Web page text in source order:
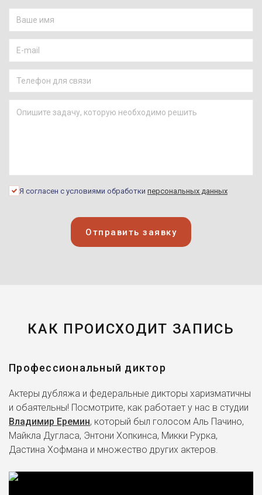
Я согласен с условиями обработки персональных данных
Отправить заявку
КАК ПРОИСХОДИТ ЗАПИСЬ
Профессиональный диктор
Актеры дубляжа и федеральные дикторы харизматичны
и обаятельны! Посмотрите, как работает у нас в студии
Владимир Еремин, который был голосом Аль Пачино,
Майкла Дугласа, Энтони Хопкинса, Микки Рурка,
Дастина Хофмана и множество других актеров.